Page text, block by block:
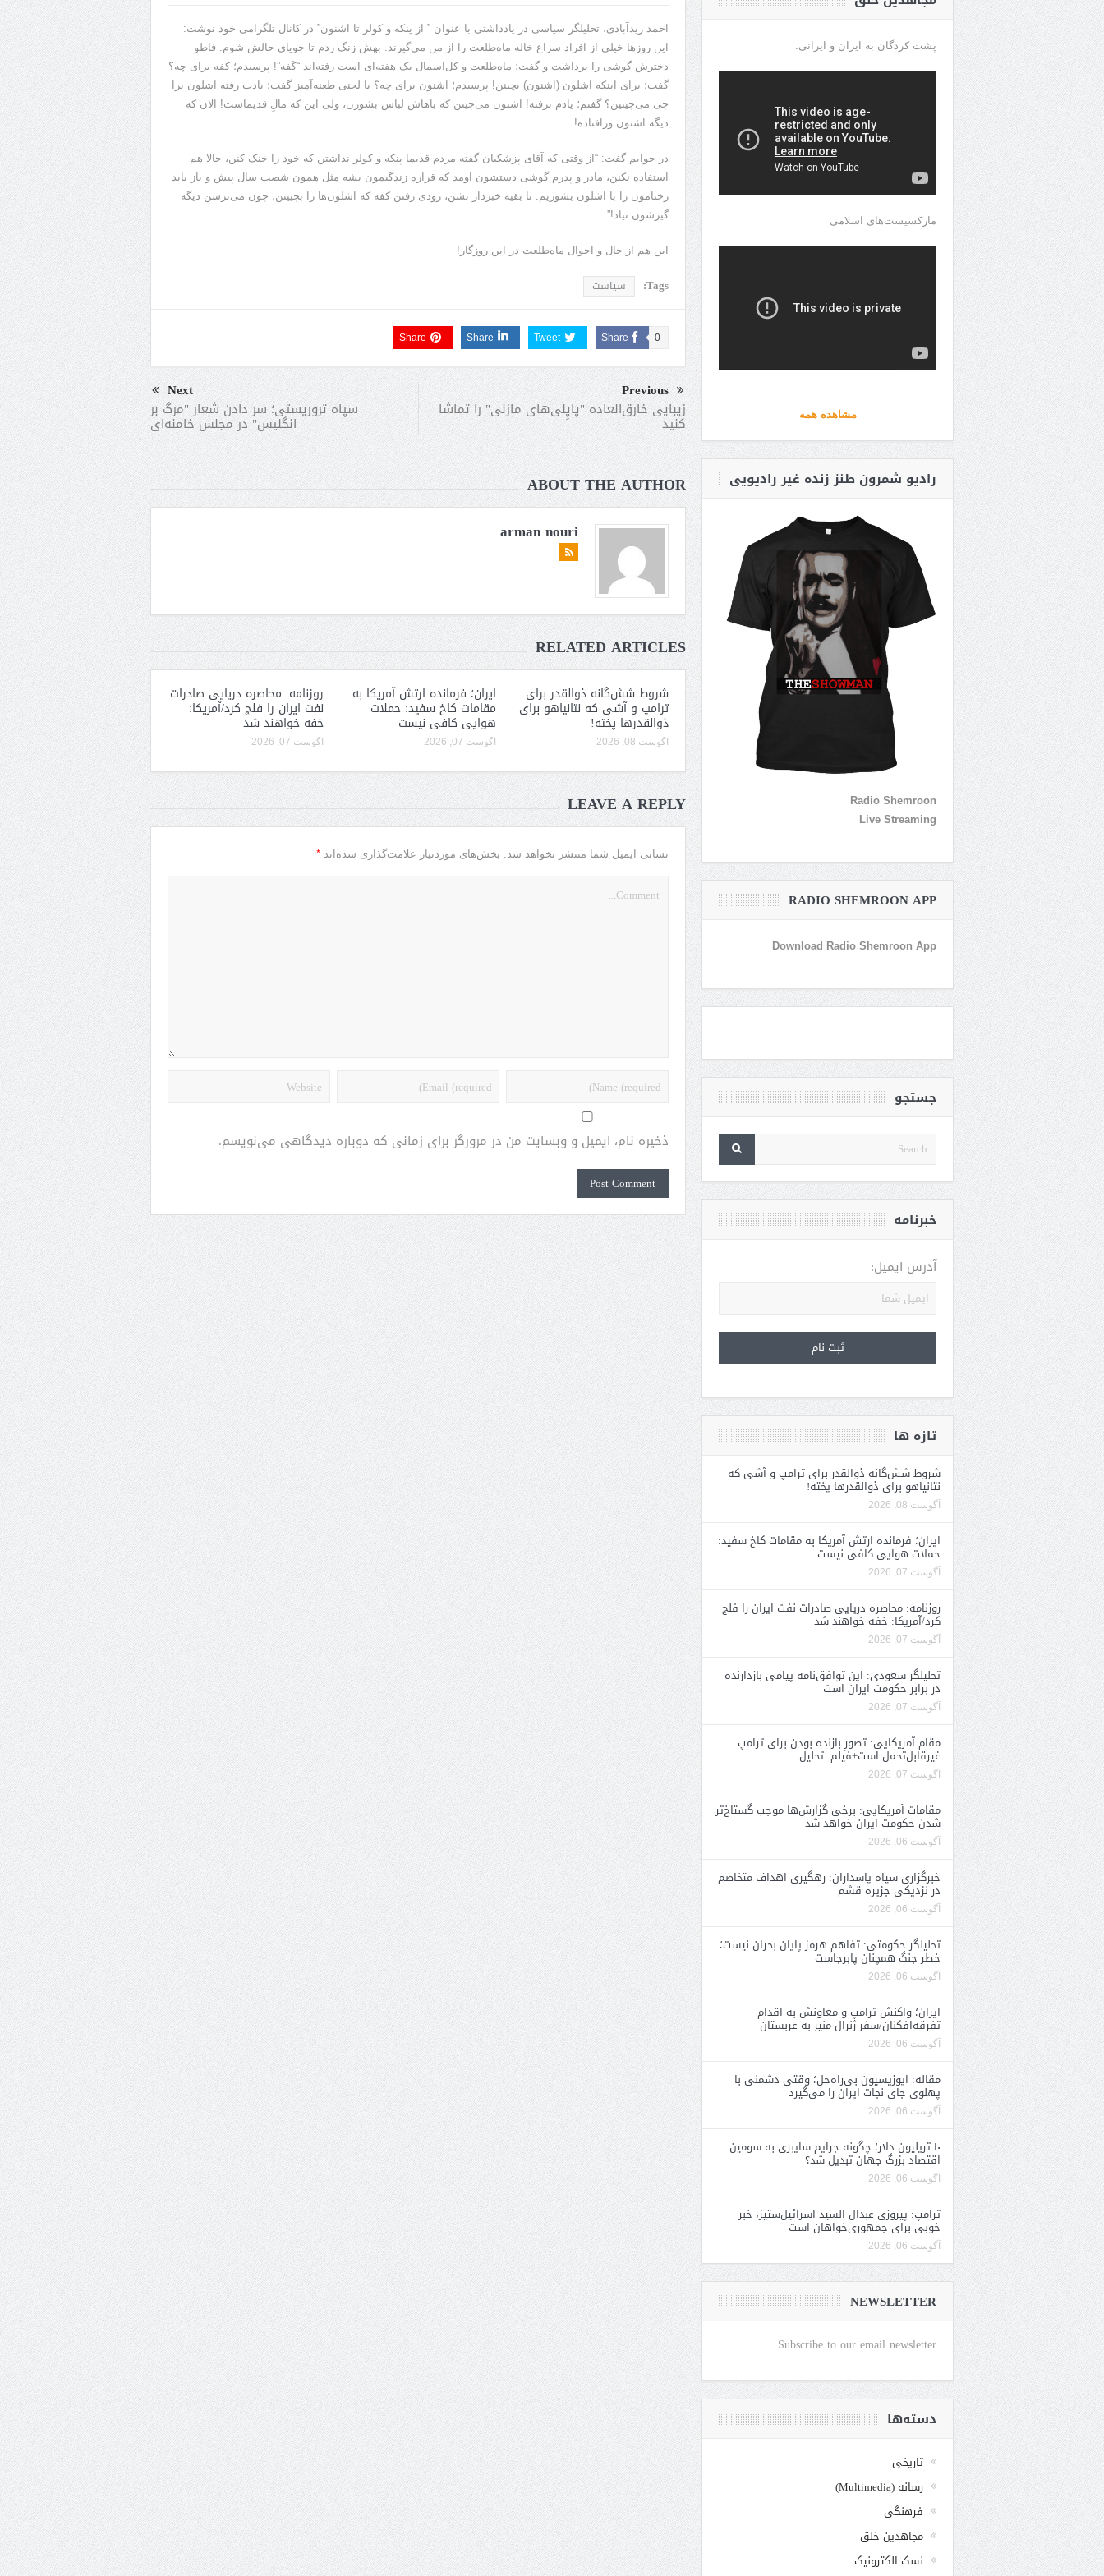
احمد زیدآبادی، تحلیلگر سیاسی در یادداشتی با عنوان ” از پنکه و کولر تا اشنون” در کانال تلگرامی خود نوشت:
این روز‌ها خیلی از افراد سراغ خاله ماه‌طلعت را از من می‌گیرند. بهش زنگ زدم تا جویای حالش شوم. فاطو
دخترش گوشی را برداشت و گفت؛ ماه‌طلعت و کل‌اسمال یک هفته‌ای است رفته‌اند “کَفه”! پرسیدم؛ کفه برای چه؟
گفت؛ برای اینکه اشلون (اشنون) بچینن! پرسیدم؛ اشنون برای چه؟ با لحنی طعنه‌آمیز گفت؛ یادت رفته اشلون برا
چی می‌چینین؟ گفتم؛ یادم نرفته! اشنون می‌چینن که باهاش لباس بشورن، ولی این که مالِ قدیماست! الان که
دیگه اشنون ورافتاده!
در جوابم گفت: “از وقتی که آقای پزشکیان گفته مردم قدیما پنکه و کولر نداشتن که خود را خنک کنن، حالا هم
استفاده نکنن، مادر و پدرم گوشی دستشون اومد که قراره زندگیمون بشه مثل همون شصت سال پیش و باز باید
رختامون را با اشلون بشوریم. تا بقیه خبردار نشن، زودی رفتن کفه که اشلون‌ها را بچیینن، چون می‌ترسن دیگه
گیرشون نیاد!”
این هم از حال و احوال ماه‌طلعت در این روزگار!
Tags: سیاست
Share 0
Tweet
Share
Share
Previous
زیبایی خارق‌العاده "پاپِلی‌های مازنی" را تماشا
کنید
Next
سپاه تروریستی؛ سر دادن شعار "مرگ بر
انگلیس" در مجلس خامنه‌ای
ABOUT THE AUTHOR
arman nouri
RELATED ARTICLES
شروط شش‌گانه ذوالقدر برای
ترامپ و آشی که نتانیاهو برای
ذوالقدرها پخته!
آگوست 08, 2026
ایران؛ فرمانده ارتش آمریکا به
مقامات کاخ سفید: حملات
هوایی کافی نیست
آگوست 07, 2026
روزنامه: محاصره دریایی صادرات
نفت ایران را فلج کرد/آمریکا:
خفه خواهند شد
آگوست 07, 2026
LEAVE A REPLY
نشانی ایمیل شما منتشر نخواهد شد. بخش‌های موردنیاز علامت‌گذاری شده‌اند *
ذخیره نام، ایمیل و وبسایت من در مرورگر برای زمانی که دوباره دیدگاهی می‌نویسم.
پشت کردگان به ایران و ایرانی.
مارکسیست‌های اسلامی
مشاهده همه
رادیو شمرون طنز زنده غیر رادیویی
Radio Shemroon
Live Streaming
RADIO SHEMROON APP
Download Radio Shemroon App
جستجو
خبرنامه
آدرس ایمیل:
تازه ها
شروط شش‌گانه ذوالقدر برای ترامپ و آشی که
نتانیاهو برای ذوالقدرها پخته!
آگوست 08, 2026
ایران؛ فرمانده ارتش آمریکا به مقامات کاخ سفید:
حملات هوایی کافی نیست
آگوست 07, 2026
روزنامه: محاصره دریایی صادرات نفت ایران را فلج
کرد/آمریکا: خفه خواهند شد
آگوست 07, 2026
تحلیلگر سعودی: این توافق‌نامه پیامی بازدارنده
در برابر حکومت ایران است
آگوست 07, 2026
مقام آمریکایی: تصورِ بازنده بودن برای ترامپ
غیرقابل‌تحمل است+فیلم: تحلیل
آگوست 07, 2026
مقامات آمریکایی: برخی گزارش‌ها موجب گستاخ‌تر
شدن حکومت ایران خواهد شد
آگوست 06, 2026
خبرگزاری سپاه پاسداران: رهگیری اهداف متخاصم
در نزدیکی جزیره قشم
آگوست 06, 2026
تحلیلگر حکومتی: تفاهم هرمز پایان بحران نیست؛
خطر جنگ همچنان پابرجاست
آگوست 06, 2026
ایران؛ واکنش ترامپ و معاونش به اقدام
تفرقه‌افکنان/سفر ژنرال منیر به عربستان
آگوست 06, 2026
مقاله: اپوزیسیون بی‌راه‌حل؛ وقتی دشمنی با
پهلوی جای نجات ایران را می‌گیرد
آگوست 06, 2026
۱۰ تریلیون دلار؛ چگونه جرایم سایبری به سومین
اقتصاد بزرگ جهان تبدیل شد؟
آگوست 06, 2026
ترامپ: پیروزی عبدال السید اسرائیل‌ستیز، خبر
خوبی برای جمهوری‌خواهان است
آگوست 06, 2026
NEWSLETTER
Subscribe to our email newsletter.
دسته‌ها
تاریخی
رسانه (Multimedia)
فرهنگی
مجاهدین خلق
نسک الکترونیک